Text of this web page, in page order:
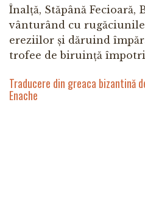
Înalță, Stăpână Fecioară,
vânturând cu
ereziilor și dăruind
trofee de biruință
Traducere din greaca bizantină
Enache